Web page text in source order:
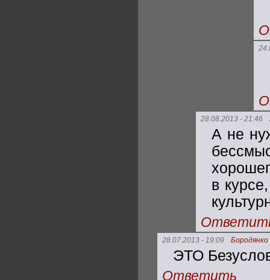
28.08.2013 - 21:46
А не
в
28.07.2013 - 19:09
ЭТО
Ответить